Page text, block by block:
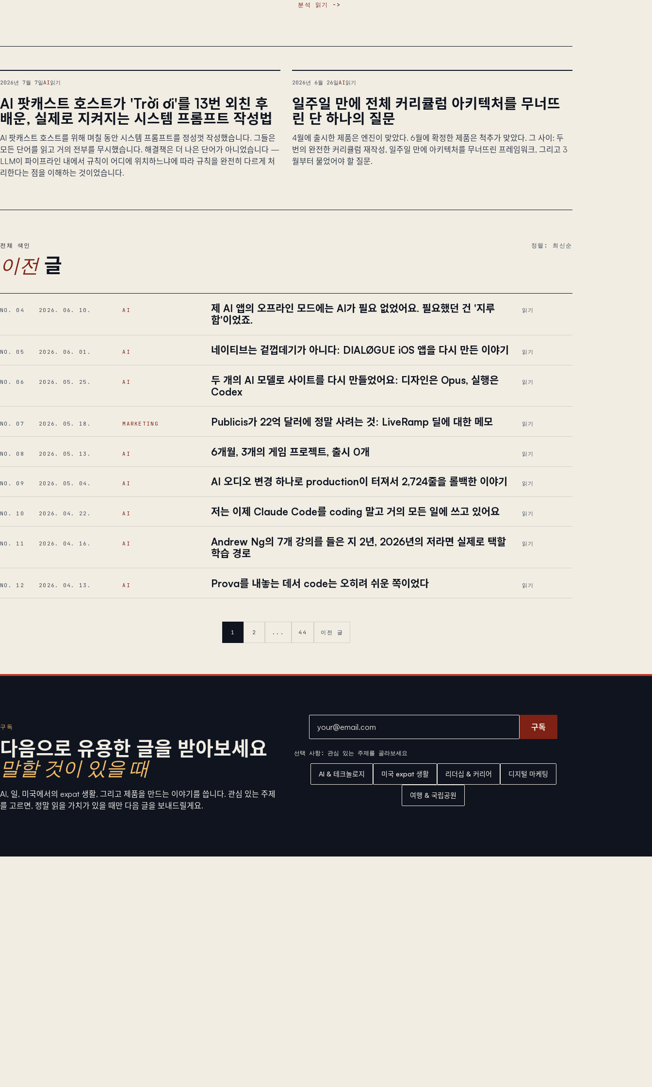
분석 읽기
2026년 7월 7일AI읽기
AI 팟캐스트 호스트가 'Trời ơi'를 13번 외친 후
배운, 실제로 지켜지는 시스템 프롬프트 작성법
AI 팟캐스트 호스트를 위해 며칠 동안 시스템 프롬프트를 정성껏 작성했습니다. 그들은
모든 단어를 읽고 거의 전부를 무시했습니다. 해결책은 더 나은 단어가 아니었습니다 —
LLM이 파이프라인 내에서 규칙이 어디에 위치하느냐에 따라 규칙을 완전히 다르게 처
리한다는 점을 이해하는 것이었습니다.
2026년 6월 26일AI읽기
일주일 만에 전체 커리큘럼 아키텍처를 무너뜨
린 단 하나의 질문
4월에 출시한 제품은 엔진이 맞았다. 6월에 확정한 제품은 척추가 맞았다. 그 사이: 두
번의 완전한 커리큘럼 재작성, 일주일 만에 아키텍처를 무너뜨린 프레임워크, 그리고 3
월부터 물었어야 할 질문.
전체 색인
이전 글
정렬: 최신순
NO. 04 2026. 06. 10. AI
제 AI 앱의 오프라인 모드에는 AI가 필요 없었어요. 필요했던 건 '지루
함'이었죠.
읽기
NO. 05 2026. 06. 01. AI 네이티브는 겉껍데기가 아니다: DIALØGUE iOS 앱을 다시 만든 이야기 읽기
NO. 06 2026. 05. 25. AI
두 개의 AI 모델로 사이트를 다시 만들었어요: 디자인은 Opus, 실행은
Codex
읽기
NO. 07 2026. 05. 18. MARKETING Publicis가 22억 달러에 정말 사려는 것: LiveRamp 딜에 대한 메모 읽기
NO. 08 2026. 05. 13. AI 6개월, 3개의 게임 프로젝트, 출시 0개 읽기
NO. 09 2026. 05. 04. AI AI 오디오 변경 하나로 production이 터져서 2,724줄을 롤백한 이야기 읽기
NO. 10 2026. 04. 22. AI 저는 이제 Claude Code를 coding 말고 거의 모든 일에 쓰고 있어요 읽기
NO. 11 2026. 04. 16. AI
Andrew Ng의 7개 강의를 들은 지 2년, 2026년의 저라면 실제로 택할
학습 경로
읽기
NO. 12 2026. 04. 13. AI Prova를 내놓는 데서 code는 오히려 쉬운 쪽이었다 읽기
1 2 ... 44 이전 글
구독
다음으로 유용한 글을 받아보세요
말할 것이 있을 때
AI, 일, 미국에서의 expat 생활, 그리고 제품을 만드는 이야기를 씁니다. 관심 있는 주제
를 고르면, 정말 읽을 가치가 있을 때만 다음 글을 보내드릴게요.
구독
선택 사항: 관심 있는 주제를 골라보세요
AI & 테크놀로지 미국 expat 생활 리더십 & 커리어 디지털 마케팅
여행 & 국립공원